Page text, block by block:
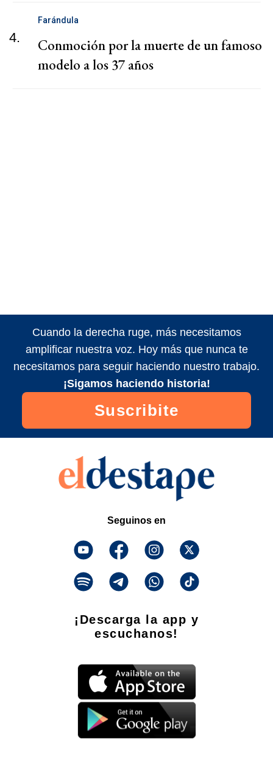
4.
Farándula
Conmoción por la muerte de un famoso
modelo a los 37 años
Cuando la derecha ruge, más necesitamos
amplificar nuestra voz. Hoy más que nunca te
necesitamos para seguir haciendo nuestro trabajo.
¡Sigamos haciendo historia!
Suscribite
Seguinos en
¡Descarga la app y
escuchanos!